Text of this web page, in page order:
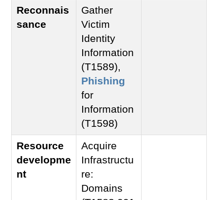
Reconnais
sance
Gather
Victim
Identity
Information
(T1589),
Phishing
for
Information
(T1598)
Resource
developme
nt
Acquire
Infrastructu
re:
Domains